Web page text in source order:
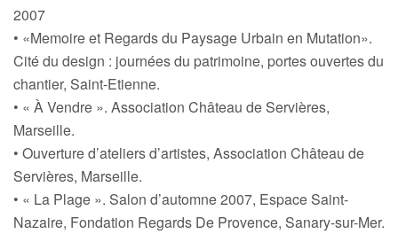
2007
• «Memoire et Regards du Paysage Urbain en Mutation».
Cité du design : journées du patrimoine, portes ouvertes du
chantier, Saint-Etienne.
• « À Vendre ». Association Château de Servières,
Marseille.
• Ouverture d’ateliers d’artistes, Association Château de
Servières, Marseille.
• « La Plage ». Salon d’automne 2007, Espace Saint-
Nazaire, Fondation Regards De Provence, Sanary-sur-Mer.